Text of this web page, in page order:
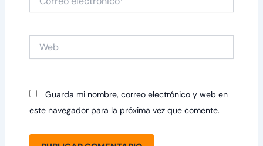
electrónico*
Guarda mi nombre, correo electrónico y web en
este navegador para la próxima vez que comente.